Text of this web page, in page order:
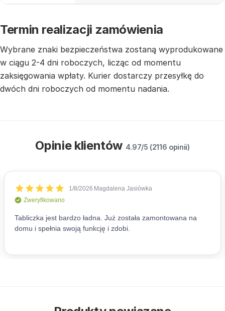
Termin realizacji zamówienia
Wybrane znaki bezpieczeństwa zostaną wyprodukowane
w ciągu 2-4 dni roboczych, licząc od momentu
zaksięgowania wpłaty. Kurier dostarczy przesyłkę do
dwóch dni roboczych od momentu nadania.
Opinie klientów 4.97/5 (2116 opinii)